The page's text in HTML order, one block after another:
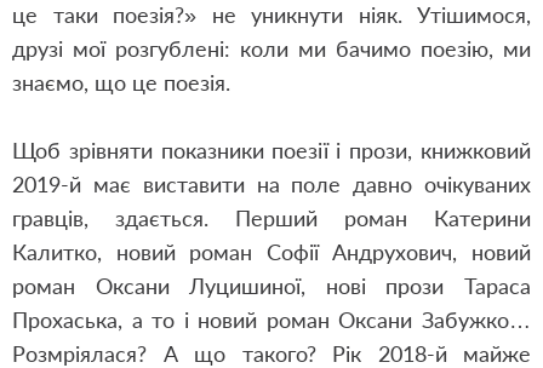
це таки поезія?» не уникнути ніяк. Утішимося,
друзі мої розгублені: коли ми бачимо поезію, ми
знаємо, що це поезія.
Щоб зрівняти показники поезії і прози, книжковий
2019-й має виставити на поле давно очікуваних
гравців, здається. Перший роман Катерини
Калитко, новий роман Софії Андрухович, новий
роман Оксани Луцишиної, нові прози Тараса
Прохаська, а то і новий роман Оксани Забужко…
Розмріялася? А що такого? Рік 2018-й майже